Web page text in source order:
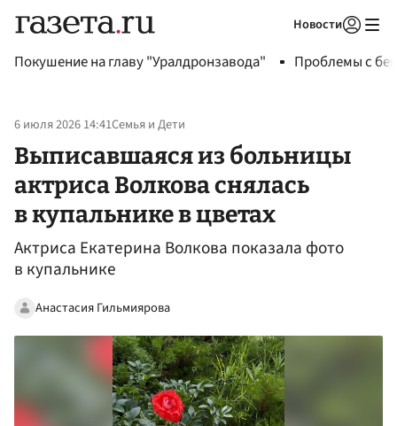
Новости
Покушение на главу "Уралдронзавода" Проблемы с
6 июля 2026 14:41Семья и Дети
Выписавшаяся из больницы
актриса Волкова снялась
в купальнике в цветах
Актриса Екатерина Волкова показала фото
в купальнике
Анастасия Гильмиярова